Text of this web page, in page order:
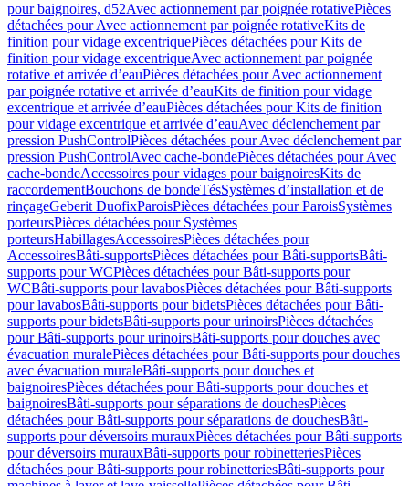
pour baignoires, d52Avec actionnement par poignée rotativePièces
détachées pour Avec actionnement par poignée rotativeKits de
finition pour vidage excentriquePièces détachées pour Kits de
finition pour vidage excentriqueAvec actionnement par poignée
rotative et arrivée d’eauPièces détachées pour Avec actionnement
par poignée rotative et arrivée d’eauKits de finition pour vidage
excentrique et arrivée d’eauPièces détachées pour Kits de finition
pour vidage excentrique et arrivée d’eauAvec déclenchement par
pression PushControlPièces détachées pour Avec déclenchement par
pression PushControlAvec cache-bondePièces détachées pour Avec
cache-bondeAccessoires pour vidages pour baignoiresKits de
raccordementBouchons de bondeTésSystèmes d’installation et de
rinçageGeberit DuofixParoisPièces détachées pour ParoisSystèmes
porteursPièces détachées pour Systèmes
porteursHabillagesAccessoiresPièces détachées pour
AccessoiresBâti-supportsPièces détachées pour Bâti-supportsBâti-
supports pour WCPièces détachées pour Bâti-supports pour
WCBâti-supports pour lavabosPièces détachées pour Bâti-supports
pour lavabosBâti-supports pour bidetsPièces détachées pour Bâti-
supports pour bidetsBâti-supports pour urinoirsPièces détachées
pour Bâti-supports pour urinoirsBâti-supports pour douches avec
évacuation muralePièces détachées pour Bâti-supports pour douches
avec évacuation muraleBâti-supports pour douches et
baignoiresPièces détachées pour Bâti-supports pour douches et
baignoiresBâti-supports pour séparations de douchesPièces
détachées pour Bâti-supports pour séparations de douchesBâti-
supports pour déversoirs murauxPièces détachées pour Bâti-supports
pour déversoirs murauxBâti-supports pour robinetteriesPièces
détachées pour Bâti-supports pour robinetteriesBâti-supports pour